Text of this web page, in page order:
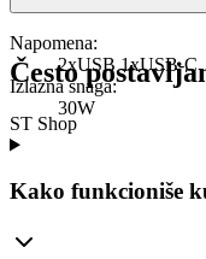
Napomena:
2xUSB 1xUSB-C
Izlazna snaga:
30W
Često
ST Shop
Kako funkcioniše